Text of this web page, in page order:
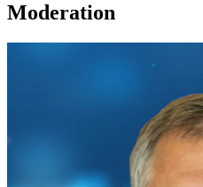
Moderation